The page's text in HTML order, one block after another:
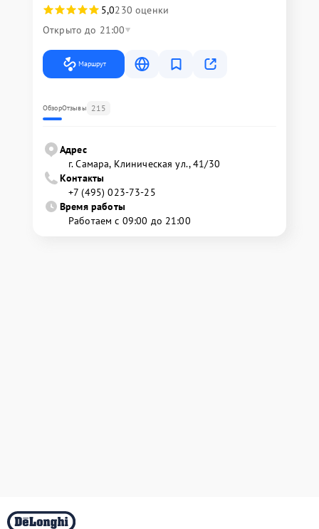
5,0230 оценки
Открыто до 21:00
Маршрут
ОбзорОтзывы 215
Адрес
г. Самара, Клиническая ул., 41/30
Контакты
+7 (495) 023-73-25
Время работы
Работаем с 09:00 до 21:00